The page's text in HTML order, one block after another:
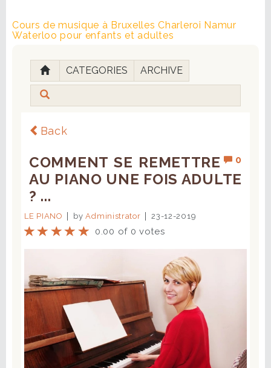
Cours de musique à Bruxelles Charleroi Namur
Waterloo pour enfants et adultes
CATEGORIES ARCHIVE
Back
0
COMMENT SE REMETTRE
AU PIANO UNE FOIS ADULTE
? ...
LE PIANO byAdministrator 23-12-2019
0.00 of 0 votes